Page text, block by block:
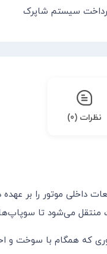
سیستم شاپرک
نظرات (0)
موتور را بر عهده
می‌شود تا سوپاپ‌ها
همگام با سوخت و